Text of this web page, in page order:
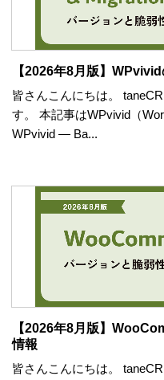
【2026年8月版】
皆さんこんにちは。
す。 本記事はWPvivid（
WPvivid — Ba...
【2026年8月版】
情報
皆さんこんにちは。